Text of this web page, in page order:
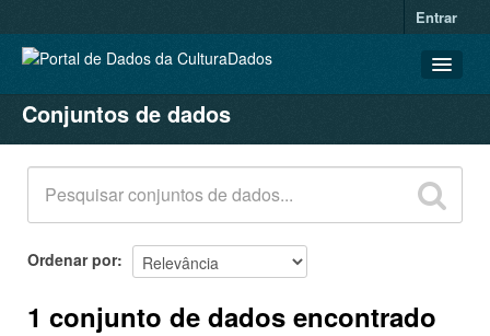
Entrar
CONJUNTOS DE DADOS
ORGANIZAÇÕES
GRUPOS
SOBRE
Conjuntos de dados
Ordenar por
1 conjunto de dados encontrado